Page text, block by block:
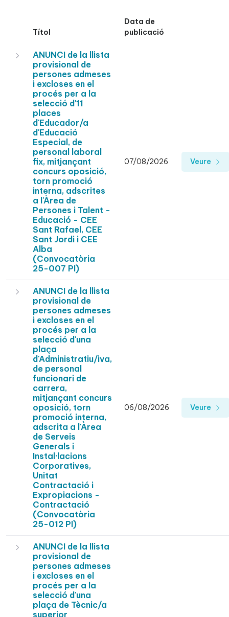
Títol
Data de
publicació
ANUNCI de la llista
provisional de
persones admeses
i excloses en el
procés per a la
selecció d'11
places
d'Educador/a
d'Educació
Especial, de
personal laboral
fix, mitjançant
concurs oposició,
torn promoció
interna, adscrites
a l'Àrea de
Persones i Talent -
Educació - CEE
Sant Rafael, CEE
Sant Jordi i CEE
Alba
(Convocatòria
25-007 PI)
07/08/2026 Veure
ANUNCI de la llista
provisional de
persones admeses
i excloses en el
procés per a la
selecció d'una
plaça
d'Administratiu/iva,
de personal
funcionari de
carrera,
mitjançant concurs
oposició, torn
promoció interna,
adscrita a l'Àrea
de Serveis
Generals i
Instal·lacions
Corporatives,
Unitat
Contractació i
Expropiacions -
Contractació
(Convocatòria
25-012 PI)
06/08/2026 Veure
ANUNCI de la llista
provisional de
persones admeses
i excloses en el
procés per a la
selecció d'una
plaça de Tècnic/a
superior